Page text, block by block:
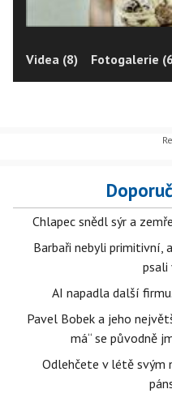
Videa (8) Fotogalerie
Chlapec snědl sýr a
Barbaři nebyli
AI napadla další
Pavel Bobek a jeho
má“ se původně
Odlehčete v létě svým